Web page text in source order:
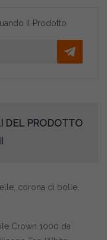
Il Prodotto
DEL PRODOTTO
corona di bolle,
Crown 1000 da